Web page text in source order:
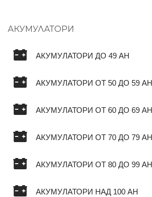
АКУМУЛАТОРИ
АКУМУЛАТОРИ ДО 49 AH
АКУМУЛАТОРИ ОТ 50 ДО 59 AH
АКУМУЛАТОРИ ОТ 60 ДО 69 AH
АКУМУЛАТОРИ ОТ 70 ДО 79 AH
АКУМУЛАТОРИ ОТ 80 ДО 99 AH
АКУМУЛАТОРИ НАД 100 AH